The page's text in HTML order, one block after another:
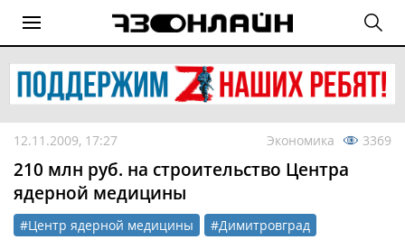
12.11.2009, 17:27 Экономика 3369
210 млн руб. на строительство Центра
ядерной медицины
#Центр ядерной медицины #Димитровград